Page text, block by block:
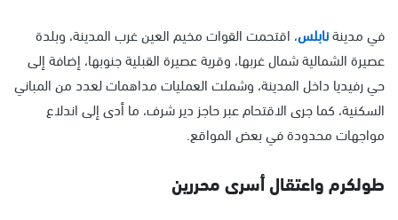
في مدينةنابلس، اقتحمت القوات مخيم العين غرب المدينة، وبلدة
عصيرة الشمالية شمال غربها، وقرية عصيرة القبلية جنوبها، إضافة إلى
حي رفيديا داخل المدينة، وشملت العمليات مداهمات لعدد من المباني
السكنية، كما جرى الاقتحام عبر حاجز دير شرف، ما أدى إلى اندلاع
مواجهات محدودة في بعض المواقع.
طولكرم واعتقال أسرى محررين